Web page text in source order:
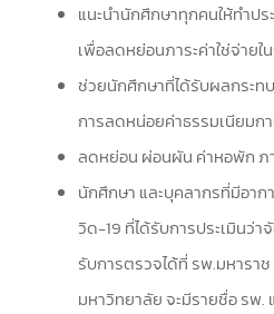
แนะนำนักศึกษาทุกคนให้ทำ
เพื่อลดหย่อนภาระค่าใช่จ่าย
ช่วยนักศึกษาที่ได้รับผลกระท
การลดหน่อยค่าธรรมเนียมก
ลดหย่อน ผ่อนผัน ค่าหอพัก ภ
นักศึกษา และบุคลากรที่มีอาก
วิด-19 ที่ได้รับการประเมินว่า
รับการตรวจได้ที่ รพ.มหารา
มหาวิทยาลัย จะมีรายชื่อ รพ.